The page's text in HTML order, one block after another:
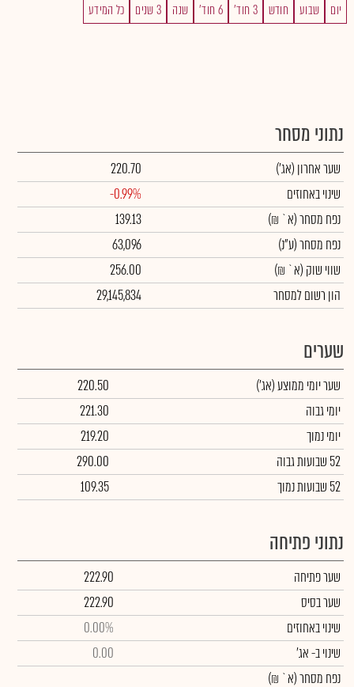
יום שבוע חודש 3 חוד' 6 חוד' שנה 3 שנים כל המידע
נתוני מסחר
שער אחרון (אג')
220.70
שינוי באחוזים
-0.99%
נפח מסחר(א` ₪)
139.13
נפח מסחר(ע"נ)
63,096
שווי שוק (א` ₪)
256.00
הון רשום למסחר
29,145,834
שערים
שער יומי ממוצע(אג')
220.50
יומי גבוה
221.30
יומי נמוך
219.20
52 שבועות גבוה
290.00
52 שבועות נמוך
109.35
נתוני פתיחה
שער פתיחה
222.90
שער בסיס
222.90
שינוי באחוזים
0.00%
שינויב- אג'
0.00
נפח מסחר(א` ₪)